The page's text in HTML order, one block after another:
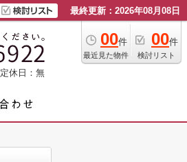
最終更新：2026年08月08日
00件
最近見た物件
00件
検討リスト
定休日：無